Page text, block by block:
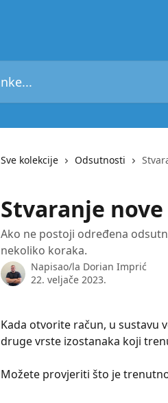
Sve kolekcije Odsutnosti
Stvaranje
Ako ne postoji određena
nekoliko koraka.
Napisao/la Dorian Imprić
22. veljače 2023.
Kada otvorite račun, u sustavu
druge vrste izostanaka koji
Možete provjeriti što je